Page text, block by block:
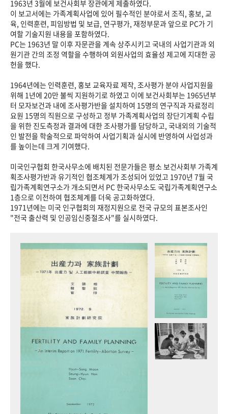
1963년 3월에 보건사회부 장관에게 제출하였다.
이 보고서에는 가족계획사업에 있어 필수적인 분야로서 조직, 홍보, 교
육, 인력훈련, 피임방법 및 보급, 연구평가, 재정부문과 앞으로 PC가 기
여할 기술지원 내용을 포함하였다.
PC는 1963년 말 이후 자문관을 계속 상주시키고 국내의 사업기관과 외
원기관 간의 조정 역할을 수행하여 외원사업의 효율성 제고에 지대한 공
헌을 했다.
1964년에는 인력훈련, 홍보 교육자료 제작, 조사평가 분야 사업지원을
위해 1년에 20만 불씩 지원하기로 하였고 이에 보건사회부는 1965년부
터 모자보건과 내에 조사평가반을 설치하여 15명의 연구직과 자료정리
요원 15명의 직원으로 구성하고 정부 가족계획사업의 장단기계획 수립
을 위한 진도측정과 결과에 대한 조사평가를 담당하고, 국내외의 기술적
인 발전을 학술적으로 파악하여 사업기획과 실시에 반영하여 사업성과
를 높이는데 크게 기여했다.
미국인구협회 한국사무소에 배치된 전문가들은 평소 보건사회부 가족계
획조사평가반과 유기적인 협조체계가 조성되어 있었고 1970년 7월 국
립가족계획연구소가 개소되면서 PC 한국사무소도 국립가족계획연구소
1층으로 이전하여 협조체계를 더욱 공고화하였다.
1971년에는 미국 인구협회의 재정지원으로 전국 규모의 표본조사인
"전국 출산력 및 인공임신중절조사"를 실시하였다.